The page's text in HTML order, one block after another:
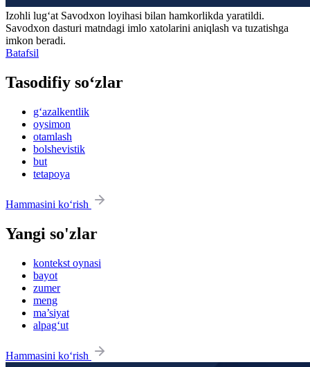
Izohli lugʻat Savodxon loyihasi bilan hamkorlikda yaratildi.
Savodxon dasturi matndagi imlo xatolarini aniqlash va tuzatishga
imkon beradi.
Batafsil
Tasodifiy so‘zlar
g‘azalkentlik
oysimon
otamlash
bolshevistik
but
tetapoya
Hammasini ko‘rish
Yangi so'zlar
kontekst oynasi
bayot
zumer
meng
ma’siyat
alpag‘ut
Hammasini ko‘rish